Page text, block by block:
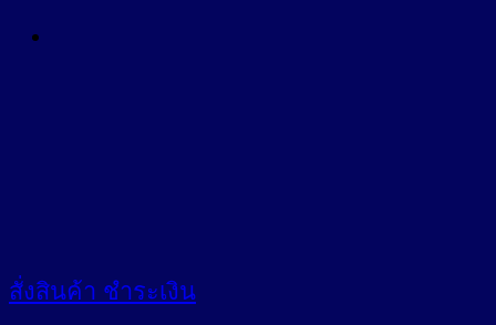
สั่งสินค้า ชำระเงิน